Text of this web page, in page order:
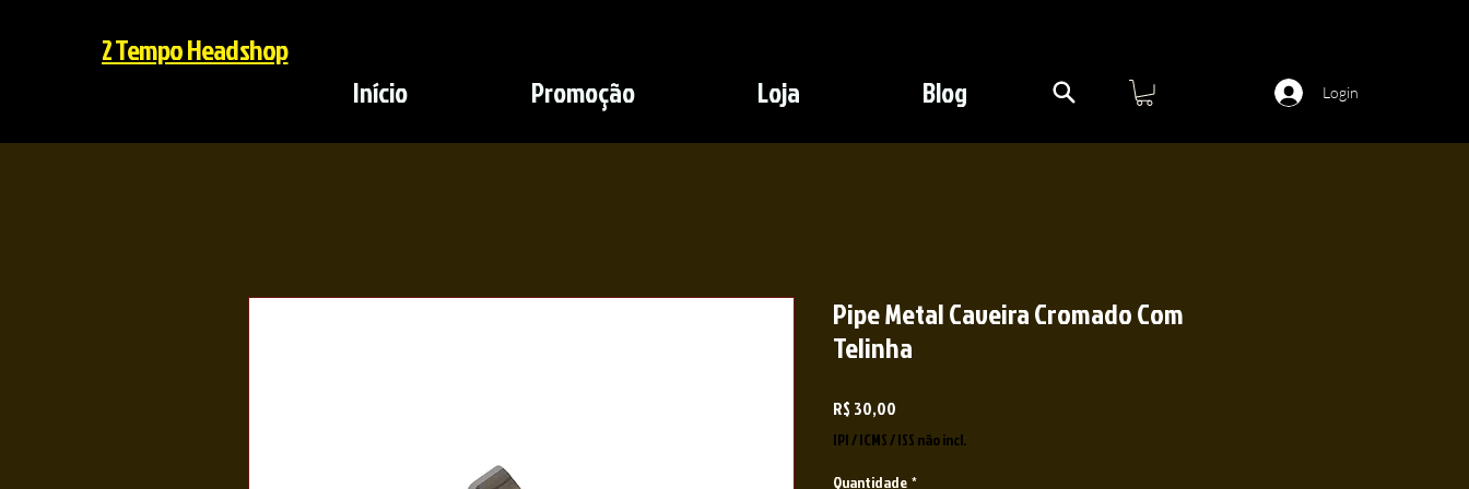
Início Promoção Loja Blog Login
2 Tempo Headshop
Pipe Metal Caveira Cromado Com
Telinha
R$ 30,00
IPI / ICMS / ISS não incl.
Quantidade *